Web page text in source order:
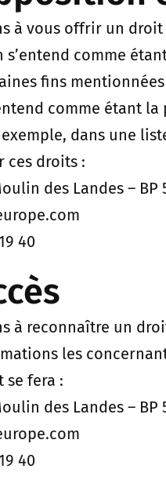
à vous offrir un
s’entend comme
fins
comme étant
dans une
ces droits :
des Landes –
40
à reconnaître un
les
se fera :
des Landes –
40